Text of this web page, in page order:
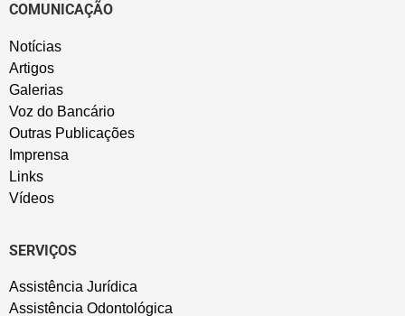
COMUNICAÇÃO
Notícias
Artigos
Galerias
Voz do Bancário
Outras Publicações
Imprensa
Links
Vídeos
SERVIÇOS
Assistência Jurídica
Assistência Odontológica